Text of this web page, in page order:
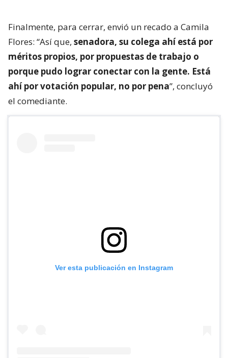
Finalmente, para cerrar, envió un recado a Camila
Flores: “Así que, senadora, su colega ahí está por
méritos propios, por propuestas de trabajo o
porque pudo lograr conectar con la gente. Está
ahí por votación popular, no por pena”, concluyó
el comediante.
Ver esta publicación en Instagram